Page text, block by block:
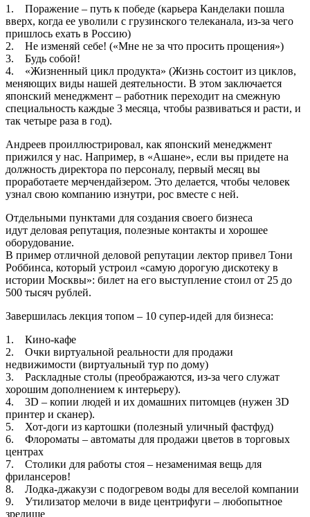
1. Поражение – путь к победе (карьера Канделаки пошла
вверх, когда ее уволили с грузинского телеканала, из-за чего
пришлось ехать в Россию)
2. Не изменяй себе! («Мне не за что просить прощения»)
3. Будь собой!
4. «Жизненный цикл продукта» (Жизнь состоит из циклов,
меняющих виды нашей деятельности. В этом заключается
японский менеджмент – работник переходит на смежную
специальность каждые 3 месяца, чтобы развиваться и расти, и
так четыре раза в год).
Андреев проиллюстрировал, как японский менеджмент
прижился у нас. Например, в «Ашане», если вы придете на
должность директора по персоналу, первый месяц вы
проработаете мерчендайзером. Это делается, чтобы человек
узнал свою компанию изнутри, рос вместе с ней.
Отдельными пунктами для создания своего бизнеса
идут деловая репутация, полезные контакты и хорошее
оборудование.
В пример отличной деловой репутации лектор привел Тони
Роббинса, который устроил «самую дорогую дискотеку в
истории Москвы»: билет на его выступление стоил от 25 до
500 тысяч рублей.
Завершилась лекция топом – 10 супер-идей для бизнеса:
1. Кино-кафе
2. Очки виртуальной реальности для продажи
недвижимости (виртуальный тур по дому)
3. Раскладные столы (преображаются, из-за чего служат
хорошим дополнением к интерьеру).
4. 3D – копии людей и их домашних питомцев (нужен 3D
принтер и сканер).
5. Хот-доги из картошки (полезный уличный фастфуд)
6. Флороматы – автоматы для продажи цветов в торговых
центрах
7. Столики для работы стоя – незаменимая вещь для
фрилансеров!
8. Лодка-джакузи с подогревом воды для веселой компании
9. Утилизатор мелочи в виде центрифуги – любопытное
зрелище